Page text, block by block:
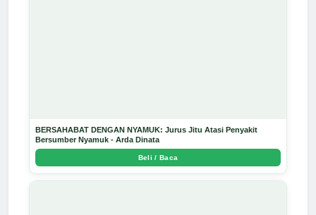
BERSAHABAT DENGAN NYAMUK: Jurus Jitu Atasi Penyakit
Bersumber Nyamuk - Arda Dinata
Beli / Baca